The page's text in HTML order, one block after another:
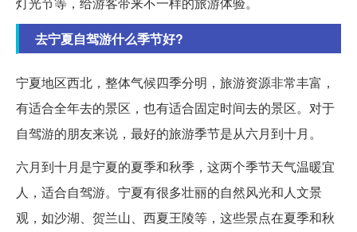
去宁夏自驾游什么季节好?
宁夏地区西北，整体气候四季分明，旅游资源非常丰富，
有适合全年去的景区，也有适合固定时间去的景区。对于
自驾游的朋友来说，最好的旅游季节是从六月到十月。
六月到十月是宁夏的夏季和秋季，这两个季节天气温暖宜
人，适合自驾游。宁夏有很多壮丽的自然风光和人文景
观，如沙湖、贺兰山、西夏王陵等，这些景点在夏季和秋